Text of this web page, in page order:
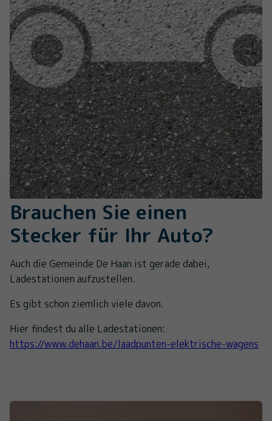
Brauchen Sie einen
Stecker für Ihr Auto?
Auch die Gemeinde De Haan ist gerade dabei,
Ladestationen aufzustellen.
Es gibt schon ziemlich viele davon.
Hier findest du alle Ladestationen:
https://www.dehaan.be/laadpunten-elektrische-wagens